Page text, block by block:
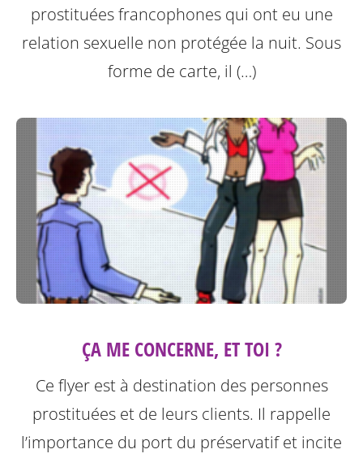
prostituées francophones qui ont eu une
relation sexuelle non protégée la nuit. Sous
forme de carte, il (…)
ÇA ME CONCERNE, ET TOI ?
Ce flyer est à destination des personnes
prostituées et de leurs clients. Il rappelle
l’importance du port du préservatif et incite